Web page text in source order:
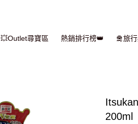
💥Outlet尋寶區 熱銷排行榜👑 🛅旅
200ml